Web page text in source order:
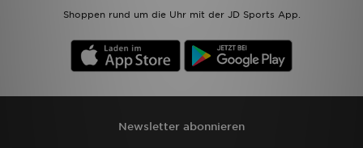
Shoppen rund um die Uhr mit der JD Sports App.
Newsletter abonnieren